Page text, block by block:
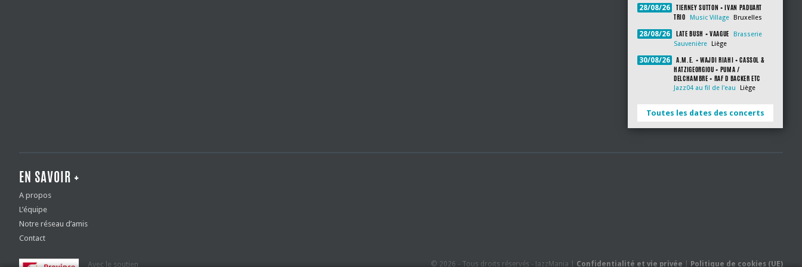
28/08/26
TIERNEY SUTTON + IVAN PADUART
TRIO
Music Village Bruxelles
28/08/26 LATE BUSH + VAAGUE
Brasserie
Sauvenière
Liège
30/08/26
A.M.E. + WAJDI RIAHI + CASSOL &
HATZIGEORGIOU + PUMA /
DELCHAMBRE + RAF D BACKER ETC
Jazz04 au fil de l'eau Liège
Toutes les dates des concerts
EN SAVOIR +
A propos
L’équipe
Notre réseau d’amis
Contact
Avec le soutien © 2026 - Tous droits réservés - JazzMania | Confidentialité et vie privée Politique de cookies (UE)